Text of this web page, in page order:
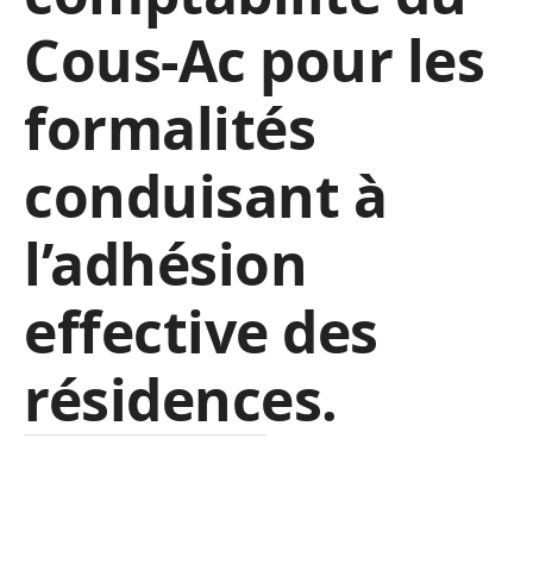
Cous-Ac pour les
formalités
conduisant à
l’adhésion
effective des
résidences.